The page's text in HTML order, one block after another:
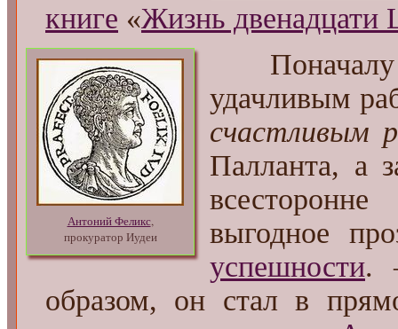
книге «Жизнь двенадцати
Антоний Феликс,
прокуратор Иудеи
удачливым
счастливым
Палланта, а
выгодное
успешности.
образом, он стал в